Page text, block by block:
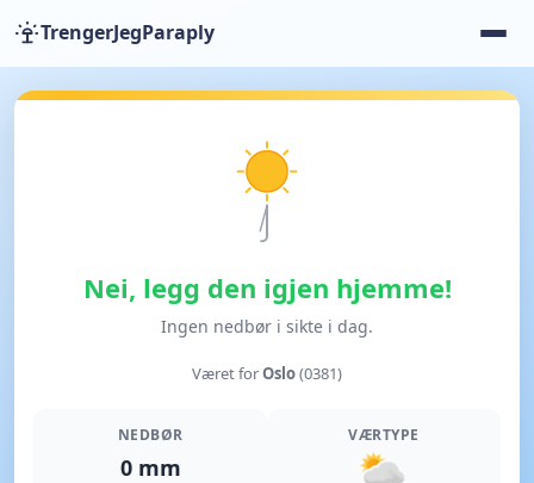
TrengerJegParaply
Nei, legg den igjen hjemme!
Ingen nedbør i sikte i dag.
Været forOslo(0381)
NEDBØR
0 mm
VÆRTYPE